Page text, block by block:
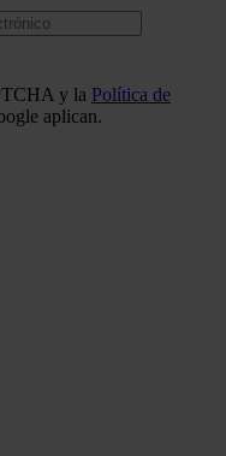
y la Política de
aplican.